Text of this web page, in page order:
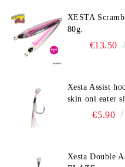
XESTA
80g.
€13.50
Xesta Assist
skin oni eater
€5.90
Xesta Double